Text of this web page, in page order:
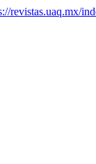
revistas.uaq.mx/